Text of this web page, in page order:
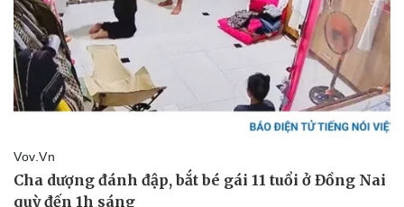
Thông tin doanh nghiệp
Doanh nghiệp 24h
Doanh nhân
Vì cộng đồng
Sành điệu
Tin Công nghệ
Trải nghiệm
Chuyển đổi số